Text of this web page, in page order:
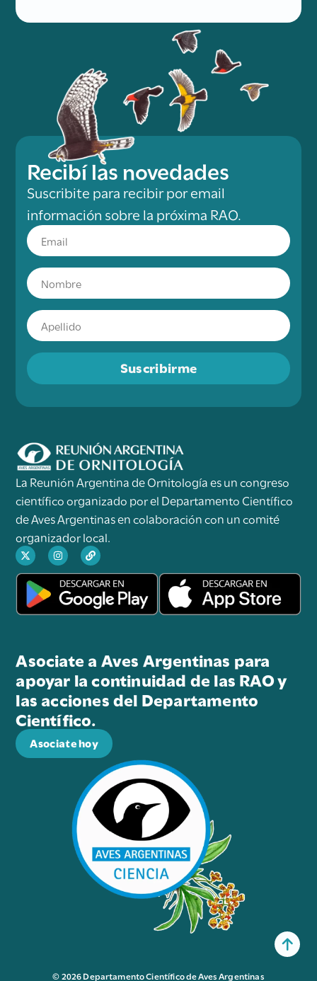
Recibí las novedades
Suscribite para recibir por email
información sobre la próxima RAO.
Suscribirme
La Reunión Argentina de Ornitología es un congreso
científico organizado por el Departamento Científico
de Aves Argentinas en colaboración con un comité
organizador local.
Asociate a Aves Argentinas para
apoyar la continuidad de las RAO y
las acciones del Departamento
Científico.
Asociate hoy
© 2026 Departamento Científico de Aves Argentinas